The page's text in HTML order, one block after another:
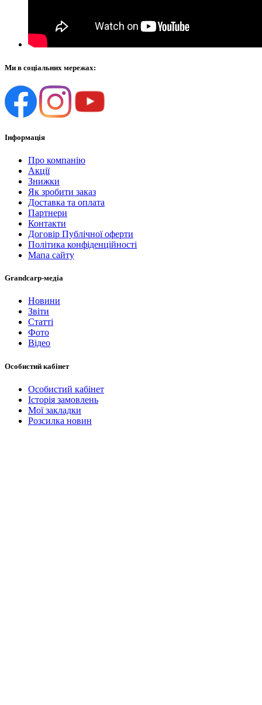
Ми в соціальних мережах:
Інформація
Про компанію
Акції
Знижки
Як зробити заказ
Доставка та оплата
Партнери
Контакти
Договір Публічної оферти
Політика конфіденційності
Мапа сайту
Grandcarp-медіа
Новини
Звіти
Статті
Фото
Відео
Особистий кабінет
Особистий кабінет
Історія замовлень
Мої закладки
Розсилка новин